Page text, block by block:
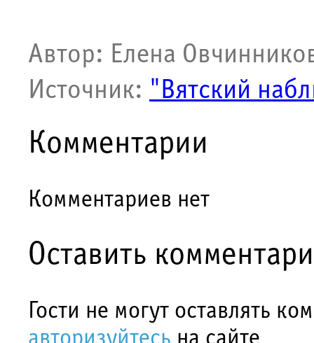
Автор: Елена
Источник: "Вятский
Комментарии
Комментариев нет
Оставить
Гости не могут оставлять